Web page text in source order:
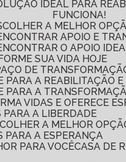
FUNCIONA!
A MELHOR
APOIO E
O APOIO
SUA VIDA HOJE
DE
PARA A REABILITAÇÃO
PARA A
VIDAS E OFERECE
PARA A LIBERDADE
A MELHOR
PARA A ESPERANÇA
PARA VOCÊ CASA DE